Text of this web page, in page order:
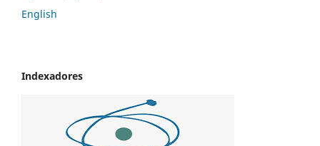
English
Indexadores